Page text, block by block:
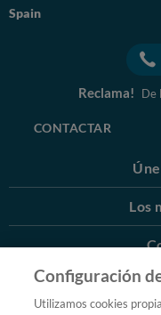
Spain
Reclama! De
CONTACTAR
Los
Configuración
Utilizamos cookies